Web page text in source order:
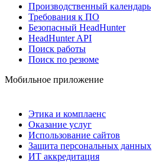
Производственный календарь
Требования к ПО
Безопасный HeadHunter
HeadHunter API
Поиск работы
Поиск по резюме
Мобильное приложение
Этика и комплаенс
Оказание услуг
Использование сайтов
Защита персональных данных
ИТ аккредитация